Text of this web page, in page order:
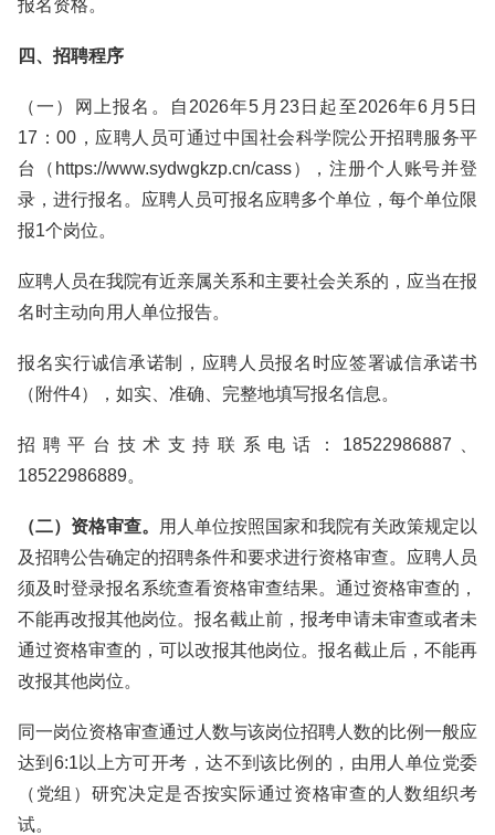
报名资格。
四、招聘程序
（一）网上报名。自2026年5月23日起至2026年6月5日
17：00，应聘人员可通过中国社会科学院公开招聘服务平
台（https://www.sydwgkzp.cn/cass），注册个人账号并登
录，进行报名。应聘人员可报名应聘多个单位，每个单位限
报1个岗位。
应聘人员在我院有近亲属关系和主要社会关系的，应当在报
名时主动向用人单位报告。
报名实行诚信承诺制，应聘人员报名时应签署诚信承诺书
（附件4），如实、准确、完整地填写报名信息。
招聘平台技术支持联系电话：18522986887、
18522986889。
（二）资格审查。
用人单位按照国家和我院有关政策规定以
及招聘公告确定的招聘条件和要求进行资格审查。应聘人员
须及时登录报名系统查看资格审查结果。通过资格审查的，
不能再改报其他岗位。报名截止前，报考申请未审查或者未
通过资格审查的，可以改报其他岗位。报名截止后，不能再
改报其他岗位。
同一岗位资格审查通过人数与该岗位招聘人数的比例一般应
达到6:1以上方可开考，达不到该比例的，由用人单位党委
（党组）研究决定是否按实际通过资格审查的人数组织考
试。